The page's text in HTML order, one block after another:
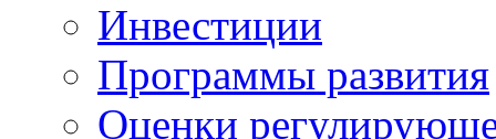
Инвестиции
Программы развития
Оценки